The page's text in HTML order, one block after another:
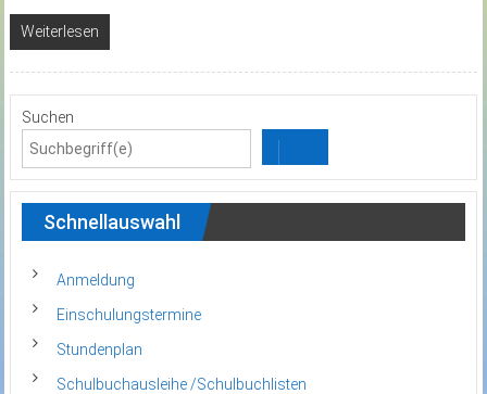
Weiterlesen
Suchen
Schnellauswahl
Anmeldung
Einschulungstermine
Stundenplan
Schulbuchausleihe /Schulbuchlisten